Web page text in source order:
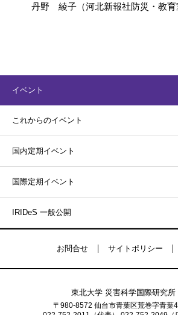
丹野 綾子（河北新報社防災・教育
イベント
これからのイベント
国内定期イベント
国際定期イベント
IRIDeS 一般公開
お問合せ サイトポリシー
東北大学 災害科学国際研究所
〒980-8572 仙台市青葉区荒巻字青葉